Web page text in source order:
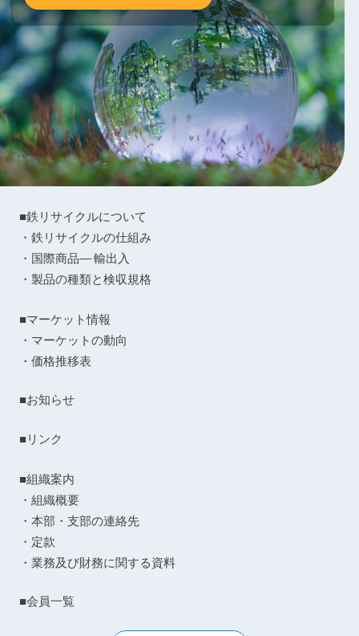
■鉄リサイクルについて
・鉄リサイクルの仕組み
・国際商品― 輸出入
・製品の種類と検収規格
■マーケット情報
・マーケットの動向
・価格推移表
■お知らせ
■リンク
■組織案内
・組織概要
・本部・支部の連絡先
・定款
・業務及び財務に関する資料
■会員一覧